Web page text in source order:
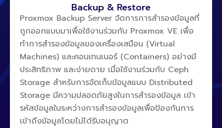
Backup & Restore
Proxmox Backup Server จัดการการสำรองข้อมูลที่
ถูกออกแบบมาเพื่อใช้งานร่วมกับ Proxmox VE เพื่อ
ทำการสำรองข้อมูลของเครื่องเสมือน (Virtual
Machines) และคอนเทนเนอร์ (Containers) อย่างมี
ประสิทธิภาพ และง่ายดาย เมื่อใช้งานร่วมกับ Ceph
Storage สำหรับการจัดเก็บข้อมูลแบบ Distributed
Storage มีความปลอดภัยสูงในการสำรองข้อมูล เข้า
รหัสข้อมูลในระหว่างการสำรองข้อมูลเพื่อป้องกันการ
เข้าถึงข้อมูลโดยไม่ได้รับอนุญาต